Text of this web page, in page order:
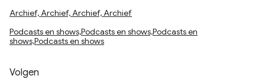
Archief, Archief, Archief, Archief
Podcasts en shows,Podcasts en shows,Podcasts en
shows,Podcasts en shows
Volgen